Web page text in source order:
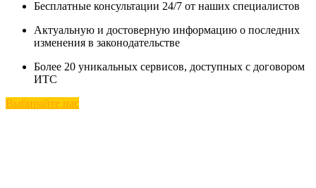
Бесплатные консультации 24/7 от наших специалистов
Актуальную и достоверную информацию о последних
изменения в законодательстве
Более 20 уникальных сервисов, доступных с договором
ИТС
Выбирайте нас